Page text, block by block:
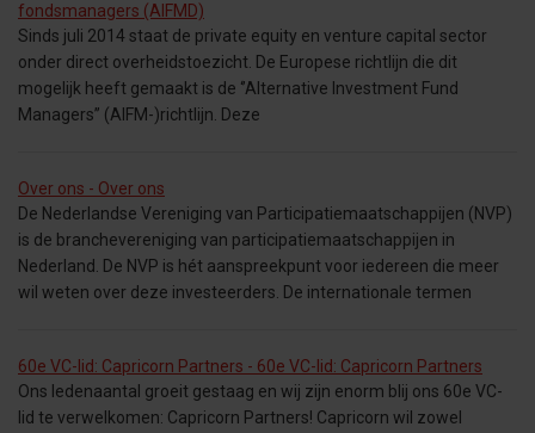
fondsmanagers (AIFMD)
Sinds juli 2014 staat de private equity en venture capital sector
onder direct overheidstoezicht. De Europese richtlijn die dit
mogelijk heeft gemaakt is de ‘’Alternative Investment Fund
Managers’’ (AIFM-)richtlijn. Deze
Over ons - Over ons
De Nederlandse Vereniging van Participatiemaatschappijen (NVP)
is de branchevereniging van participatiemaatschappijen in
Nederland. De NVP is hét aanspreekpunt voor iedereen die meer
wil weten over deze investeerders. De internationale termen
60e VC-lid: Capricorn Partners - 60e VC-lid: Capricorn Partners
Ons ledenaantal groeit gestaag en wij zijn enorm blij ons 60e VC-
lid te verwelkomen: Capricorn Partners! Capricorn wil zowel